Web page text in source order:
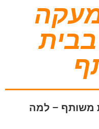
משותף – למה